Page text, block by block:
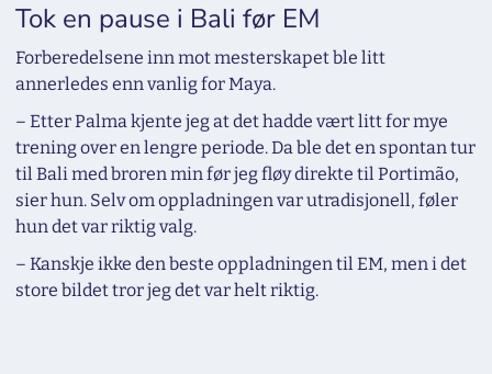
Tok en pause i Bali før EM
Forberedelsene inn mot mesterskapet ble litt
annerledes enn vanlig for Maya.
– Etter Palma kjente jeg at det hadde vært litt for mye
trening over en lengre periode. Da ble det en spontan tur
til Bali med broren min før jeg fløy direkte til Portimão,
sier hun. Selv om oppladningen var utradisjonell, føler
hun det var riktig valg.
– Kanskje ikke den beste oppladningen til EM, men i det
store bildet tror jeg det var helt riktig.